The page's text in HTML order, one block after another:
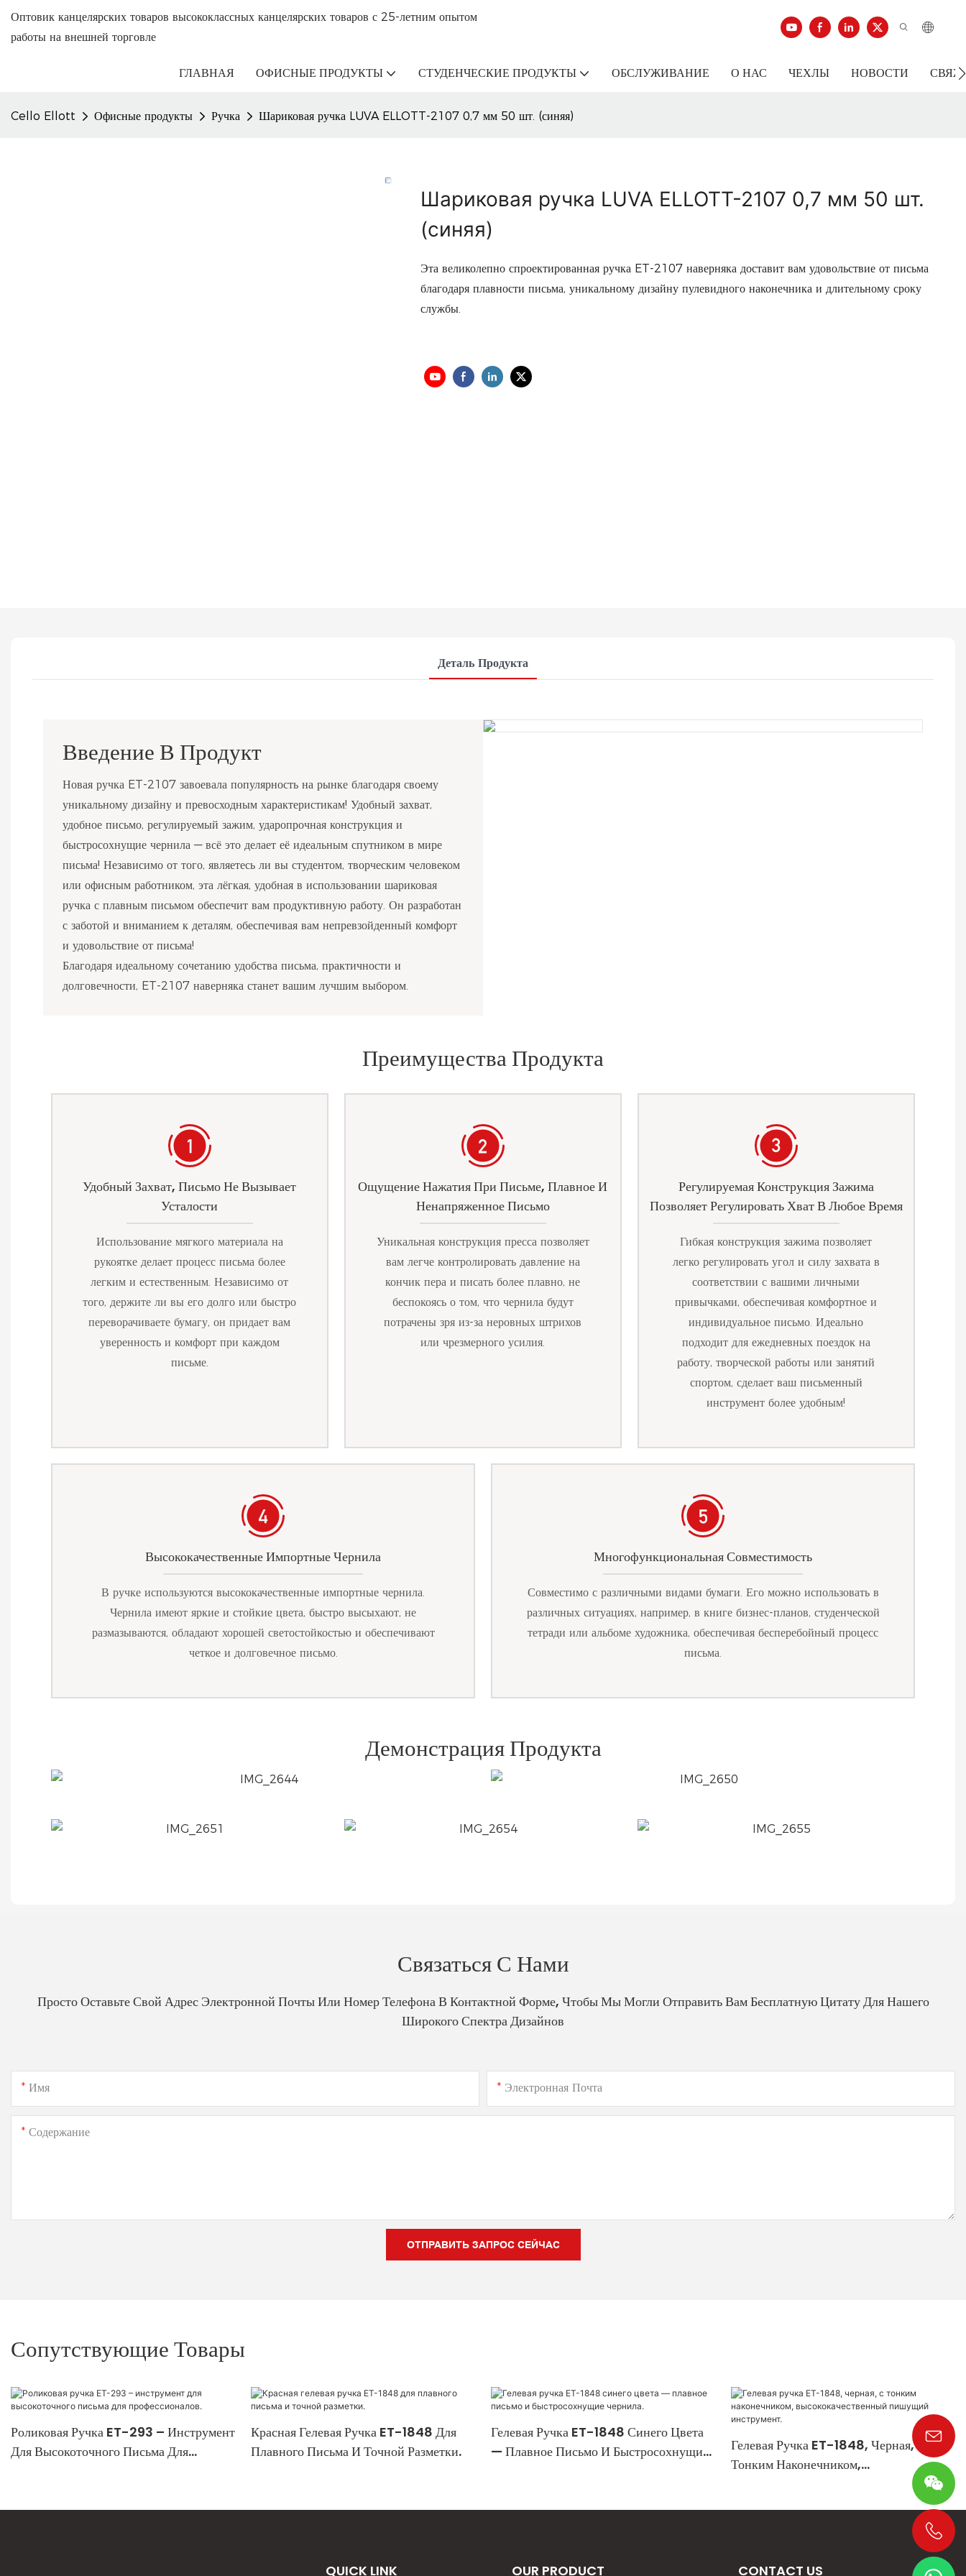
Оптовик канцелярских товаров высококлассных канцелярских товаров с 25-летним опытом
работы на внешней торговле
ГЛАВНАЯ ОФИСНЫЕ ПРОДУКТЫ СТУДЕНЧЕСКИЕ ПРОДУКТЫ ОБСЛУЖИВАНИЕ О НАС ЧЕХЛЫ НОВОСТИ
Cello Ellott Офисные продукты Ручка Шариковая ручка LUVA ELLOTT-2107 0,7 мм 50 шт. (синяя)
Шариковая ручка LUVA ELLOTT-2107 0,7 мм 50 шт.
(синяя)
Эта великолепно спроектированная ручка ET-2107 наверняка доставит вам удовольствие от письма
благодаря плавности письма, уникальному дизайну пулевидного наконечника и длительному сроку
службы.
Деталь Продукта
Введение В Продукт
Новая ручка ET-2107 завоевала популярность на рынке благодаря своему
уникальному дизайну и превосходным характеристикам! Удобный захват,
удобное письмо, регулируемый зажим, ударопрочная конструкция и
быстросохнущие чернила — всё это делает её идеальным спутником в мире
письма! Независимо от того, являетесь ли вы студентом, творческим человеком
или офисным работником, эта лёгкая, удобная в использовании шариковая
ручка с плавным письмом обеспечит вам продуктивную работу. Он разработан
с заботой и вниманием к деталям, обеспечивая вам непревзойденный комфорт
и удовольствие от письма!
Благодаря идеальному сочетанию удобства письма, практичности и
долговечности, ET-2107 наверняка станет вашим лучшим выбором.
Преимущества Продукта
Удобный Захват, Письмо Не Вызывает
Усталости
Использование мягкого материала на
рукоятке делает процесс письма более
легким и естественным. Независимо от
того, держите ли вы его долго или быстро
переворачиваете бумагу, он придает вам
уверенность и комфорт при каждом
письме.
Ощущение Нажатия При Письме, Плавное И
Ненапряженное Письмо
Уникальная конструкция пресса позволяет
вам легче контролировать давление на
кончик пера и писать более плавно, не
беспокоясь о том, что чернила будут
потрачены зря из-за неровных штрихов
или чрезмерного усилия.
Регулируемая Конструкция Зажима
Позволяет Регулировать Хват В Любое Время
Гибкая конструкция зажима позволяет
легко регулировать угол и силу захвата в
соответствии с вашими личными
привычками, обеспечивая комфортное и
индивидуальное письмо. Идеально
подходит для ежедневных поездок на
работу, творческой работы или занятий
спортом, сделает ваш письменный
инструмент более удобным!
Высококачественные Импортные Чернила
В ручке используются высококачественные импортные чернила.
Чернила имеют яркие и стойкие цвета, быстро высыхают, не
размазываются, обладают хорошей светостойкостью и обеспечивают
четкое и долговечное письмо.
Многофункциональная Совместимость
Совместимо с различными видами бумаги. Его можно использовать в
различных ситуациях, например, в книге бизнес-планов, студенческой
тетради или альбоме художника, обеспечивая бесперебойный процесс
письма.
Демонстрация Продукта
Связаться С Нами
Просто Оставьте Свой Адрес Электронной Почты Или Номер Телефона В Контактной Форме, Чтобы Мы Могли Отправить Вам Бесплатную Цитату Для Нашего
Широкого Спектра Дизайнов
Имя Электронная Почта
Содержание
ОТПРАВИТЬ ЗАПРОС СЕЙЧАС
Сопутствующие Товары
Роликовая Ручка ET-293 – Инструмент
Для Высокоточного Письма Для
Красная Гелевая Ручка ET-1848 Для
Плавного Письма И Точной Разметки.
Гелевая Ручка ET-1848 Синего Цвета
— Плавное Письмо И Быстросохнущие
Гелевая Ручка ET-1848, Черная, С
Тонким Наконечником,
QUICK LINK OUR PRODUCT CONTACT US